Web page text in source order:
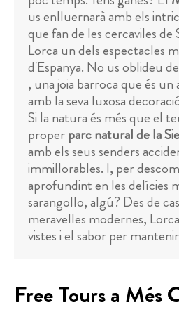
us enlluernarà amb els
que fan de les cercaviles de
Lorca un dels espectacles
d'Espanya. No us oblideu
, una joia barroca que és
amb la seva luxosa
Si la natura és més que el
properparc natural de la
amb els seus senders
immillorables. I, per
aprofundint en les delícies
sarangollo, algú? Des de
meravelles modernes,
vistes i el sabor per
Free Tours a Més